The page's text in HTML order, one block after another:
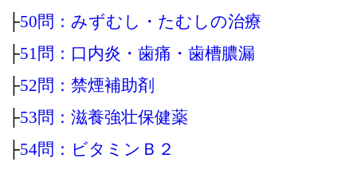
├50問：みずむし・たむしの治療
├51問：口内炎・歯痛・歯槽膿漏
├52問：禁煙補助剤
├53問：滋養強壮保健薬
├54問：ビタミンＢ２